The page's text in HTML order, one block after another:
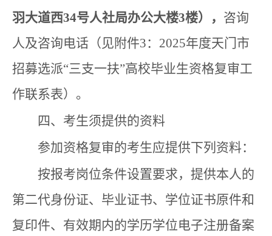
羽大道西34号人社局办公大楼3楼）， 咨询
人及咨询电话（见附件3：2025年度天门市
招募选派“三支一扶”高校毕业生资格复审工
作联系表）。
四、考生须提供的资料
参加资格复审的考生应提供下列资料：
按报考岗位条件设置要求，提供本人的
第二代身份证、毕业证书、学位证书原件和
复印件、有效期内的学历学位电子注册备案